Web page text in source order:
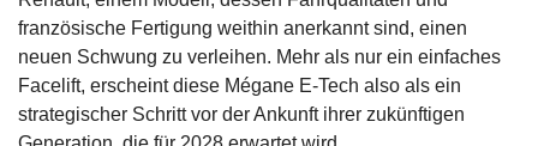
französische Fertigung weithin anerkannt sind, einen
neuen Schwung zu verleihen. Mehr als nur ein einfaches
Facelift, erscheint diese Mégane E-Tech also als ein
strategischer Schritt vor der Ankunft ihrer zukünftigen